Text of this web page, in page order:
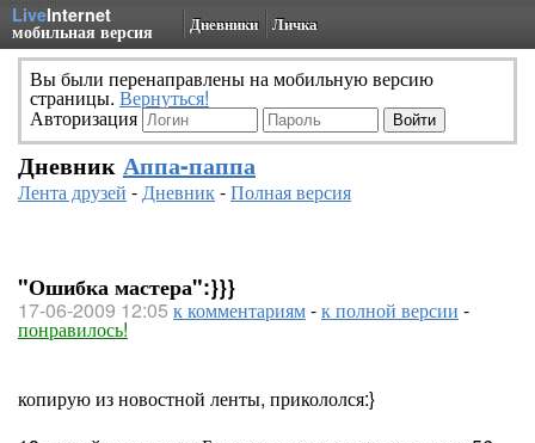
LiveInternet
мобильная версия Дневники Личка
Вы были перенаправлены на мобильную версию
страницы. Вернуться!
Авторизация
Дневник Аппа-паппа
Лента друзей -Дневник-Полная версия
"Ошибка мастера":}}}
17-06-2009 12:05 к комментариям-к полной версии -
понравилось!
копирую из новостной ленты, прикололся:}